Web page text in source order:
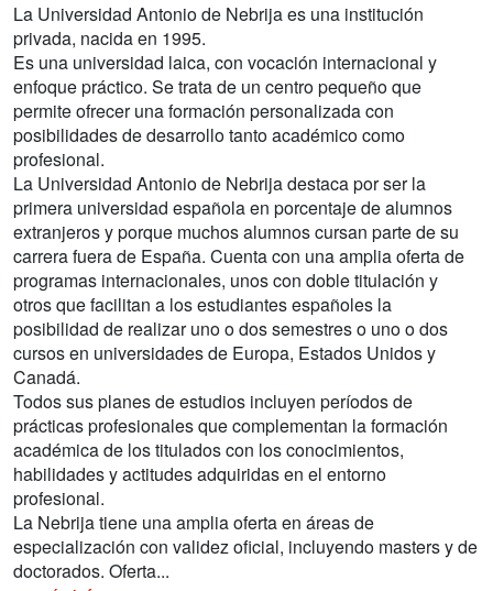
La Universidad Antonio de Nebrija es una institución
privada, nacida en 1995.
Es una universidad laica, con vocación internacional y
enfoque práctico. Se trata de un centro pequeño que
permite ofrecer una formación personalizada con
posibilidades de desarrollo tanto académico como
profesional.
La Universidad Antonio de Nebrija destaca por ser la
primera universidad española en porcentaje de alumnos
extranjeros y porque muchos alumnos cursan parte de su
carrera fuera de España. Cuenta con una amplia oferta de
programas internacionales, unos con doble titulación y
otros que facilitan a los estudiantes españoles la
posibilidad de realizar uno o dos semestres o uno o dos
cursos en universidades de Europa, Estados Unidos y
Canadá.
Todos sus planes de estudios incluyen períodos de
prácticas profesionales que complementan la formación
académica de los titulados con los conocimientos,
habilidades y actitudes adquiridas en el entorno
profesional.
La Nebrija tiene una amplia oferta en áreas de
especialización con validez oficial, incluyendo masters y de
doctorados. Oferta...